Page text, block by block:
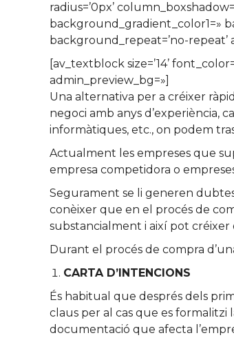
radius=’0px’
background_gradient_color1=»
background_repeat=’no-repeat’
[av_textblock size=’14’
admin_preview_bg=»]
Una alternativa per a créixer
negoci amb anys d’experiència,
informàtiques, etc., on podem
Actualment les empreses que
empresa competidora o
Segurament se li generen
conèixer que en el procés de
substancialment i així pot créixer
Durant el procés de compra
CARTA D’INTENCIONS
És habitual que després dels
claus per al cas que es formalitzi
documentació que afecta